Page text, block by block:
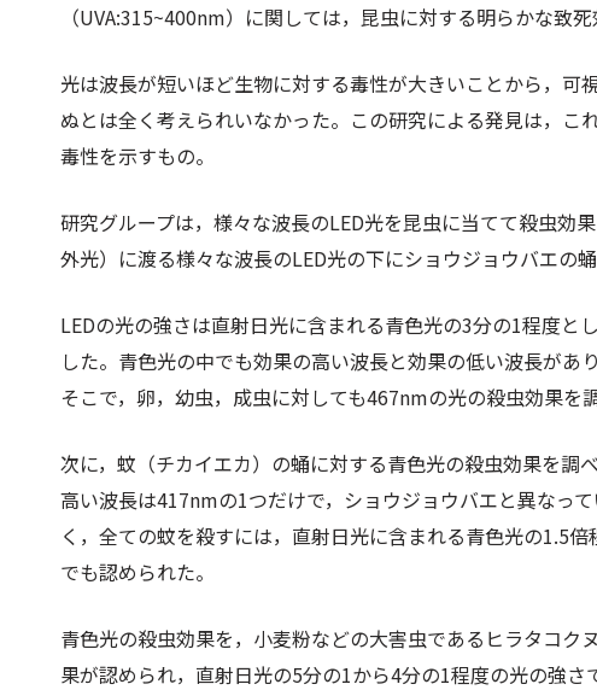
（UVA:315~400nm）に関しては，昆虫に対する明らかな致
光は波長が短いほど生物に対する毒性が大きいことから，
ぬとは全く考えられいなかった。この研究による発見は，
毒性を示すもの。
研究グループは，様々な波長のLED光を昆虫に当てて殺虫効
外光）に渡る様々な波長のLED光の下にショウジョウバエの
LEDの光の強さは直射日光に含まれる青色光の3分の1程度
した。青色光の中でも効果の高い波長と効果の低い波長があ
そこで，卵，幼虫，成虫に対しても467nmの光の殺虫効果を
次に，蚊（チカイエカ）の蛹に対する青色光の殺虫効果を調
高い波長は417nmの1つだけで，ショウジョウバエと異なっ
く，全ての蚊を殺すには，直射日光に含まれる青色光の1.5
でも認められた。
青色光の殺虫効果を，小麦粉などの大害虫であるヒラタコ
果が認められ，直射日光の5分の1から4分の1程度の光の強さ